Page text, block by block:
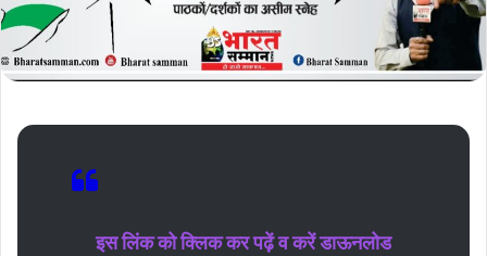
इस लिंक को क्लिक कर पढ़ें व करें डाऊनलोड